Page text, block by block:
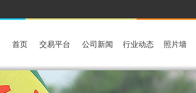
首页 交易平台 公司新闻 行业动态 照片墙